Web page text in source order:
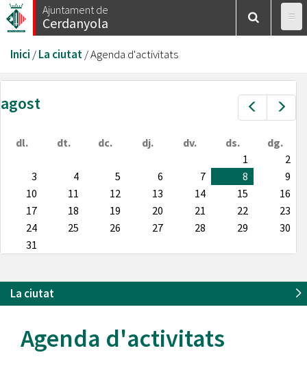
Vés
al
Ajuntament de
Cerdanyola
Esteu
aquí
Inici /La ciutat/Agenda d'activitats
Prev
agost
dl. dt. dc. dj. dv. ds.
dg.
1
2
3
4 5 6 7 8
9
10
11 12 13 14 15
16
17
18 19 20 21 22
23
24
25 26 27 28 29
30
31
La ciutat
Agenda d'activitats